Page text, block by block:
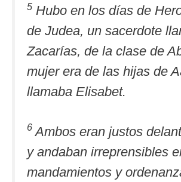
5 Hubo en los días de
de Judea, un sacerdote
Zacarías, de la clase de
mujer era de las hijas de
llamaba Elisabet.
6 Ambos eran justos
y andaban irreprensibles
mandamientos y